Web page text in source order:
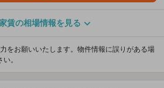
賃の相場情報を見る
をお願いいたします。物件情報に誤りがある場
。